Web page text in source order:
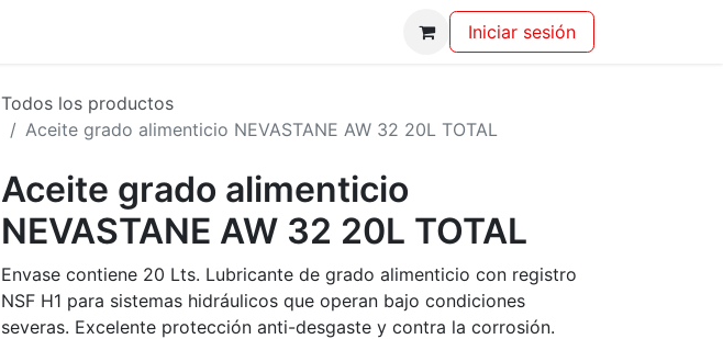
Iniciar sesión
Todos los productos
Aceite grado alimenticio NEVASTANE AW 32 20L TOTAL
Aceite grado alimenticio
NEVASTANE AW 32 20L TOTAL
Envase contiene 20 Lts. Lubricante de grado alimenticio con registro
NSF H1 para sistemas hidráulicos que operan bajo condiciones
severas. Excelente protección anti-desgaste y contra la corrosión.